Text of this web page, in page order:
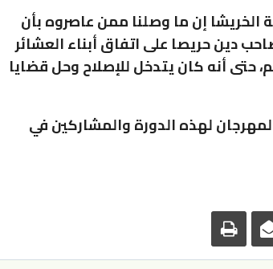
الخريشا إن ما وصلنا ممن عاصروه بأن
دين حريصا على اتفاق أبناء العشائر
حتى أنه كان يتدخل للإصلاح وحل قضايا
لهذه الدورة والمشاركين في